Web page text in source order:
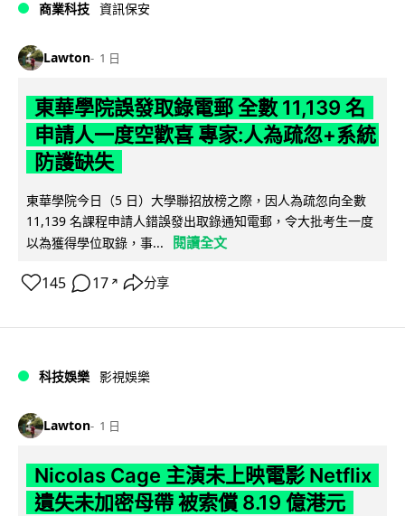
商業科技 資訊保安
Lawton 1 日
東華學院誤發取錄電郵 全數 11,139 名
申請人一度空歡喜 專家:人為疏忽+系統
防護缺失
東華學院今日（5 日）大學聯招放榜之際，因人為疏忽向全數
11,139 名課程申請人錯誤發出取錄通知電郵，令大批考生一度
以為獲得學位取錄，事...
閱讀全文
145 17 ↗ 分享
科技娛樂 影視娛樂
Lawton 1 日
Nicolas Cage 主演未上映電影 Netflix
遺失未加密母帶 被索償 8.19 億港元